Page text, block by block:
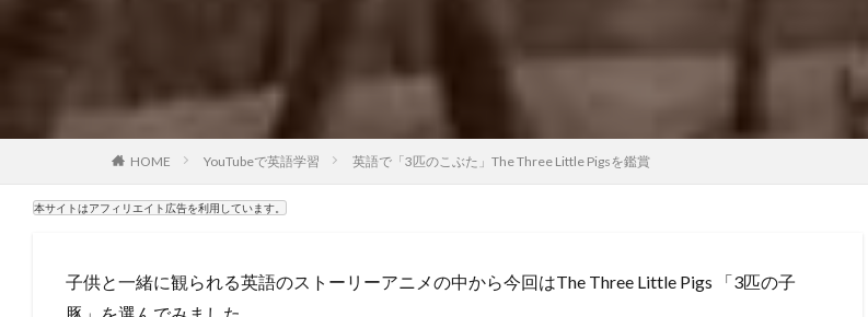
HOME YouTubeで英語学習 英語で「3匹のこぶた」The Three Little Pigsを鑑賞
本サイトはアフィリエイト広告を利用しています。
子供と一緒に観られる英語のストーリーアニメの中から今回はThe Three Little Pigs 「3匹の子
豚」を選んでみました。